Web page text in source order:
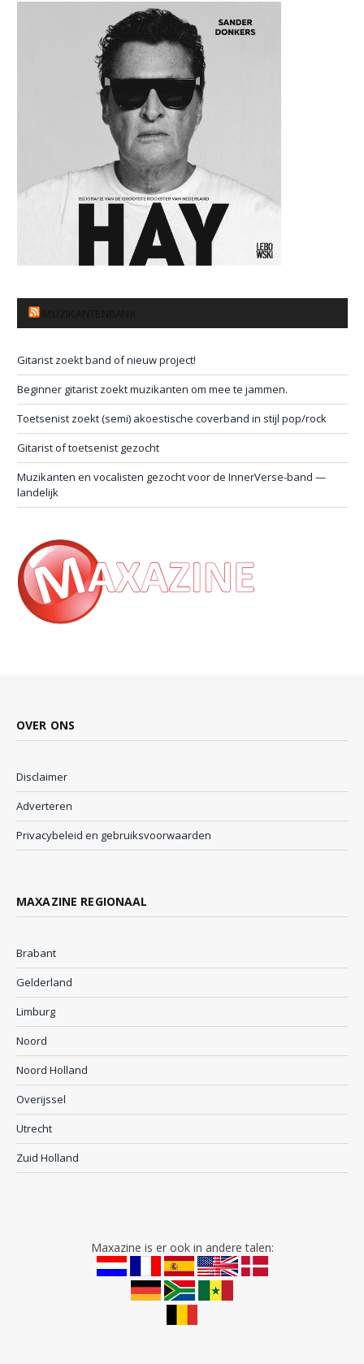
Gitarist zoekt band of nieuw project!
Beginner gitarist zoekt muzikanten om mee te jammen.
Toetsenist zoekt (semi) akoestische coverband in stijl pop/rock
Gitarist of toetsenist gezocht
Muzikanten en vocalisten gezocht voor de InnerVerse-band —
landelijk
OVER ONS
Disclaimer
Adverteren
Privacybeleid en gebruiksvoorwaarden
MAXAZINE REGIONAAL
Brabant
Gelderland
Limburg
Noord
Noord Holland
Overijssel
Utrecht
Zuid Holland
Maxazine is er ook in andere talen: